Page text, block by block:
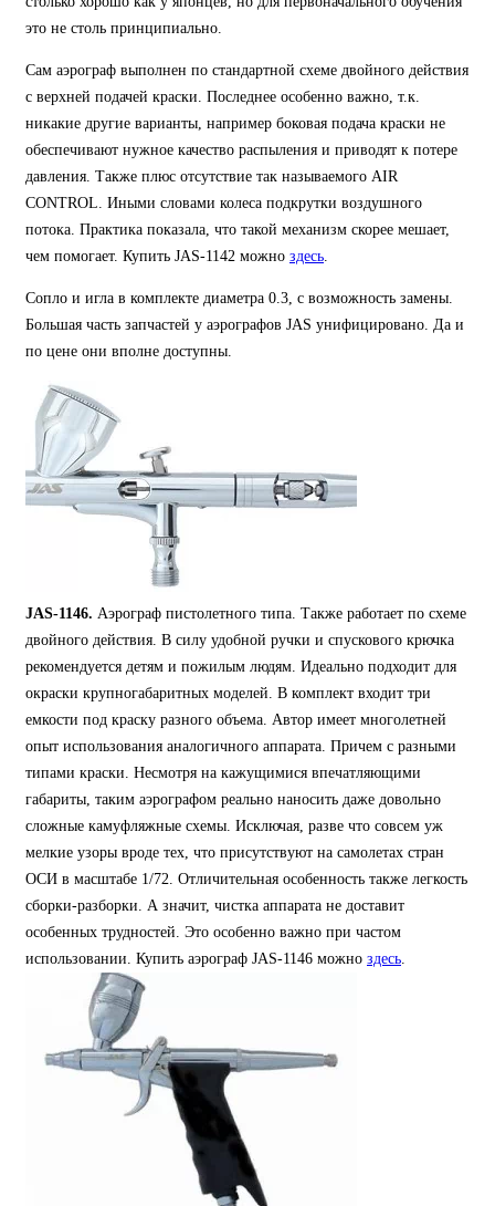
это не столь принципиально.
Сам аэрограф выполнен по стандартной схеме двойного действия
с верхней подачей краски. Последнее особенно важно, т.к.
никакие другие варианты, например боковая подача краски не
обеспечивают нужное качество распыления и приводят к потере
давления. Также плюс отсутствие так называемого AIR
СONTROL. Иными словами колеса подкрутки воздушного
потока. Практика показала, что такой механизм скорее мешает,
чем помогает. Купить JAS-1142 можно здесь
Сопло и игла в комплекте диаметра 0.3, с возможность замены.
Большая часть запчастей у аэрографов JAS унифицировано. Да и
по цене они вполне доступны.
JAS-1146. Аэрограф пистолетного типа. Также работает по схеме
двойного действия. В силу удобной ручки и спускового крючка
рекомендуется детям и пожилым людям. Идеально подходит для
окраски крупногабаритных моделей. В комплект входит три
емкости под краску разного объема. Автор имеет многолетней
опыт использования аналогичного аппарата. Причем с разными
типами краски. Несмотря на кажущимися впечатляющими
габариты, таким аэрографом реально наносить даже довольно
сложные камуфляжные схемы. Исключая, разве что совсем уж
мелкие узоры вроде тех, что присутствуют на самолетах стран
ОСИ в масштабе 1/72. Отличительная особенность также легкость
сборки-разборки. А значит, чистка аппарата не доставит
особенных трудностей. Это особенно важно при частом
использовании. Купить аэрограф JAS-1146 можно здесь